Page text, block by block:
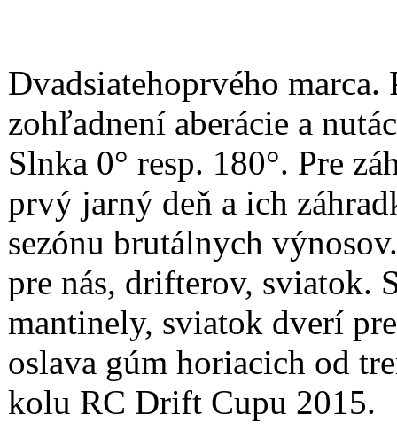
Dvadsiatehoprvého
zohľadnení aberácie a
Slnka 0° resp. 180°. Pre
prvý jarný deň a ich
sezónu brutálnych
pre nás, drifterov, sviatok.
mantinely, sviatok dverí
oslava gúm horiacich od
kolu RC Drift Cupu 2015.